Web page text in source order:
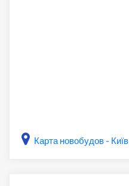
Карта новобудов - Київ